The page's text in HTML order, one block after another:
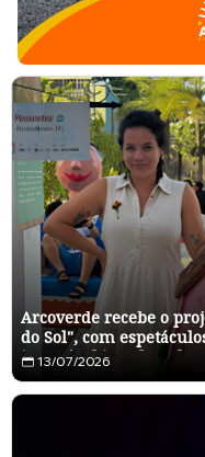
Arcoverde recebe o
do Sol", com
intercâmbio cultural
13/07/2026